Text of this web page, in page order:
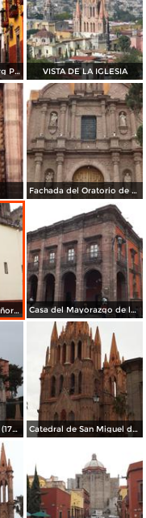
Callejón por Cederborg Photography VISTA DE LA IGLESIA
Fachada del Oratorio de San Felipe Neri (1712). Abril/2014
Templo de Nuestra Señora de la Salud (1735). Abril/2014 Casa del Mayorazgo de la Canal (1800). Abril/2014
Templo de San Rafael (1742). Abril/2014 Catedral de San Miguel de estilo gótico. Abril/2014